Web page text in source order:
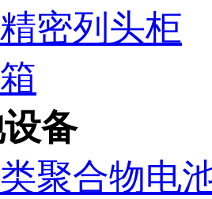
密列头柜
备
聚合物电